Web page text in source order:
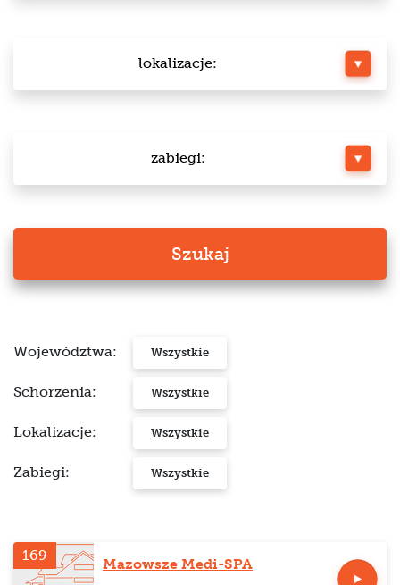
lokalizacje:
zabiegi:
Szukaj
Województwa: Wszystkie
Schorzenia: Wszystkie
Lokalizacje: Wszystkie
Zabiegi: Wszystkie
169
Mazowsze Medi-SPA